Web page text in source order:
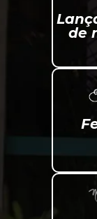
de